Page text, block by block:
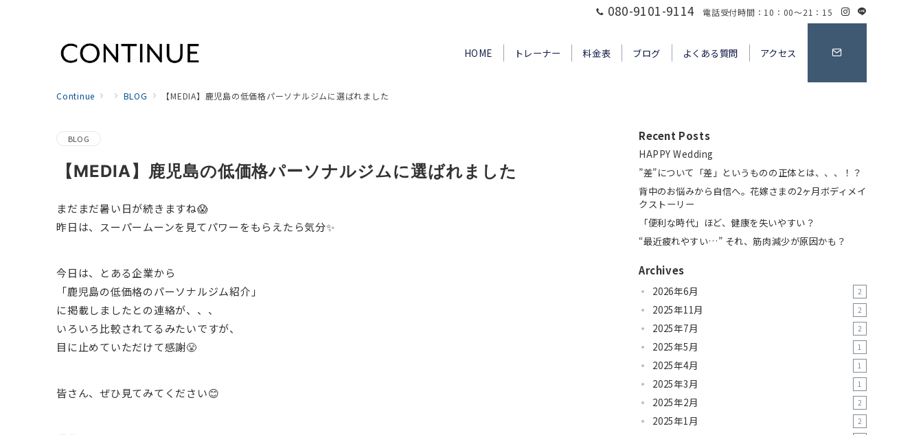
080-9101-9114 電話受付時間：10：00～21：15
HOME トレーナー 料金表 ブログ よくある質問 アクセス
Continue BLOG 【MEDIA】鹿児島の低価格パーソナルジムに選ばれました
BLOG
【MEDIA】鹿児島の低価格パーソナルジムに選ばれました
まだまだ暑い日が続きますね😱
昨日は、スーパームーンを見てパワーをもらえたら気分✨
今日は、とある企業から
「鹿児島の低価格のパーソナルジム紹介」
に掲載しましたとの連絡が、、、
いろいろ比較されてるみたいですが、
目に止めていただけて感謝😤
皆さん、ぜひ見てみてください😊
Recent Posts
HAPPY Wedding
”差”について「差」というものの正体とは、、、！？
背中のお悩みから自信へ。花嫁さまの2ヶ月ボディメイ
クストーリー
「便利な時代」ほど、健康を失いやすい？
“最近疲れやすい…” それ、筋肉減少が原因かも？
Archives
2026年6月 2
2025年11月 2
2025年7月 2
2025年5月 1
2025年4月 1
2025年3月 1
2025年2月 2
2025年1月 2